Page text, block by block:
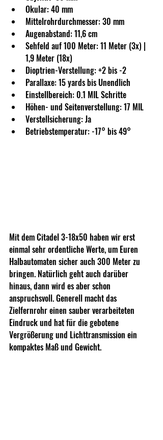
Okular: 40 mm
Mittelrohrdurchmesser: 30 mm
Augenabstand: 11,6 cm
Sehfeld auf 100 Meter: 11 Meter (3x) |
1,9 Meter (18x)
Dioptrien-Verstellung: +2 bis -2
Parallaxe: 15 yards bis Unendlich
Einstellbereich: 0.1 MIL Schritte
Höhen- und Seitenverstellung: 17 MIL
Verstellsicherung: Ja
Betriebstemperatur: -17° bis 49°
Mit dem Citadel 3-18x50 haben wir erst
einmal sehr ordentliche Werte, um Euren
Halbautomaten sicher auch 300 Meter zu
bringen. Natürlich geht auch darüber
hinaus, dann wird es aber schon
anspruchsvoll. Generell macht das
Zielfernrohr einen sauber verarbeiteten
Eindruck und hat für die gebotene
Vergrößerung und Lichttransmission ein
kompaktes Maß und Gewicht.